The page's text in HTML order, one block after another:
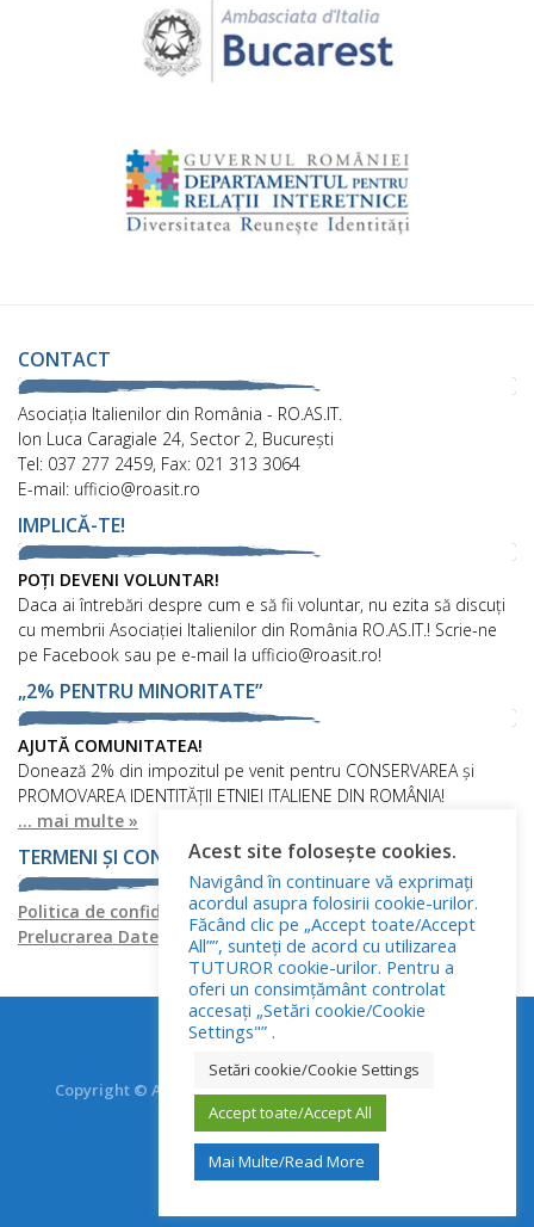
CONTACT
Asociaţia Italienilor din România - RO.AS.IT.
Ion Luca Caragiale 24, Sector 2, București
Tel: 037 277 2459, Fax: 021 313 3064
E-mail: ufficio@roasit.ro
IMPLICĂ-TE!
POȚI DEVENI VOLUNTAR!
Daca ai întrebări despre cum e să fii voluntar, nu ezita să discuți
cu membrii Asociației Italienilor din România RO.AS.IT.! Scrie-ne
pe Facebook sau pe e-mail la ufficio@roasit.ro!
„2% PENTRU MINORITATE”
AJUTĂ COMUNITATEA!
Donează 2% din impozitul pe venit pentru CONSERVAREA și
PROMOVAREA IDENTITĂȚII ETNIEI ITALIENE DIN ROMÂNIA!
... mai multe »
TERMENI ȘI CONDIȚII
Politica de confidențialitatePolitica privind fișierele cookies
Prelucrarea Datelor cu Caracter Personal
Copyright © Asociația Italienilor din România - RO.AS.IT.
Toate drepturile rezervate.
Acest site folosește cookies.
Navigând în continuare vă exprimați
acordul asupra folosirii cookie-urilor.
Făcând clic pe „Accept toate/Accept
All””, sunteți de acord cu utilizarea
TUTUROR cookie-urilor. Pentru a
oferi un consimțământ controlat
accesați „Setări cookie/Cookie
Settings"” .
Setări cookie/Cookie Settings
Accept toate/Accept All
Mai Multe/Read More